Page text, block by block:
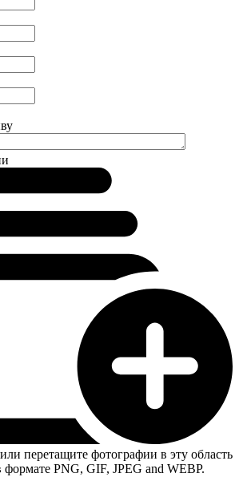
перетащите фотографии в эту область
PNG, GIF, JPEG and WEBP.